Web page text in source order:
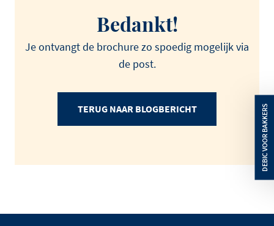
Bedankt!
Je ontvangt de brochure zo spoedig mogelijk via
de post.
TERUG NAAR BLOGBERICHT